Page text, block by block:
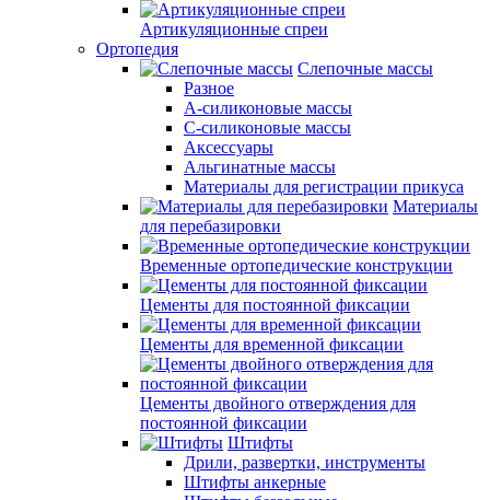
Артикуляционные спреи
Ортопедия
Слепочные массы
Разное
А-силиконовые массы
С-силиконовые массы
Аксессуары
Альгинатные массы
Материалы для регистрации прикуса
Материалы
для перебазировки
Временные ортопедические конструкции
Цементы для постоянной фиксации
Цементы для временной фиксации
Цементы двойного отверждения для
постоянной фиксации
Штифты
Дрили, развертки, инструменты
Штифты анкерные